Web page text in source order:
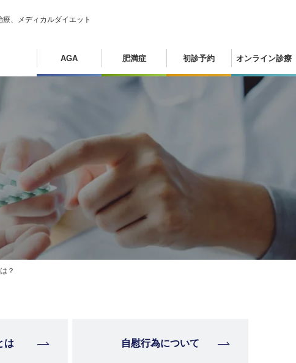
、 メディカルダイエット
AGA 肥満症 初診予約 オンライン診療
？
は 自慰行為について